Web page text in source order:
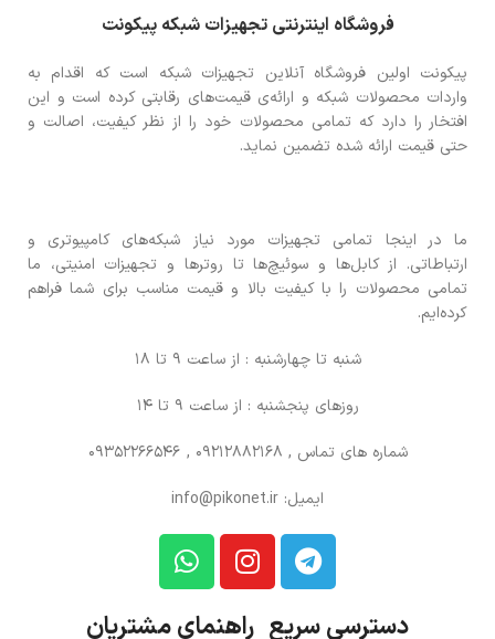
فروشگاه اینترنتی تجهیزات شبکه پیکونت
پیکونت اولین فروشگاه آنلاین تجهیزات شبکه است که اقدام به
واردات محصولات شبکه و ارائه‌ی قیمت‌های رقابتی کرده است و این
افتخار را دارد که تمامی محصولات خود را از نظر کیفیت، اصالت و
حتی قیمت ارائه شده تضمین نماید.
ما در اینجا تمامی تجهیزات مورد نیاز شبکه‌های کامپیوتری و
ارتباطاتی. از کابل‌ها و سوئیچ‌ها تا روترها و تجهیزات امنیتی، ما
تمامی محصولات را با کیفیت بالا و قیمت مناسب برای شما فراهم
کرده‌ایم.
شنبه تا چهارشنبه : از ساعت 9 تا 18
روزهای پنجشنبه : از ساعت 9 تا 14
شماره های تماس , 09212882168 , 09352266546
ایمیل: info@pikonet.ir
دسترسی سریع راهنمای مشتریان